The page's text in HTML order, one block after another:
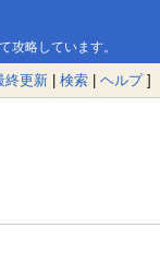
攻略しています。
終更新 | 検索 | ヘルプ]